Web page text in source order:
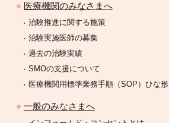
医療機関のみなさまへ
治験推進に関する施策
治験実施医師の募集
過去の治験実績
SMOの支援について
医療機関用標準業務手順（SOP）ひな形
一般のみなさまへ